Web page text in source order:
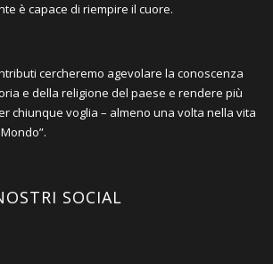
è capace di riempire il cuore.
cercheremo agevolare la conoscenza
e della religione del paese e rendere più
chiunque voglia – almeno una volta nella vita
SOCIAL